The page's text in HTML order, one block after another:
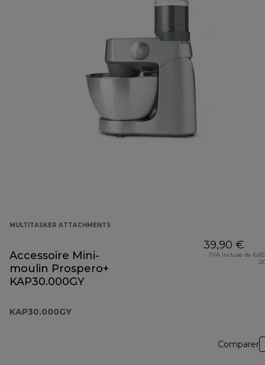
MULTITASKER ATTACHMENTS
Accessoire Mini-
moulin Prospero+
KAP30.000GY
KAP30.000GY
39,90 €
TVA incluse de
Comparer